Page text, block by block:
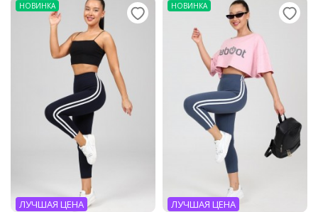
НОВИНКА
ЛУЧШАЯ ЦЕНА
НОВИНКА
ЛУЧШАЯ ЦЕНА